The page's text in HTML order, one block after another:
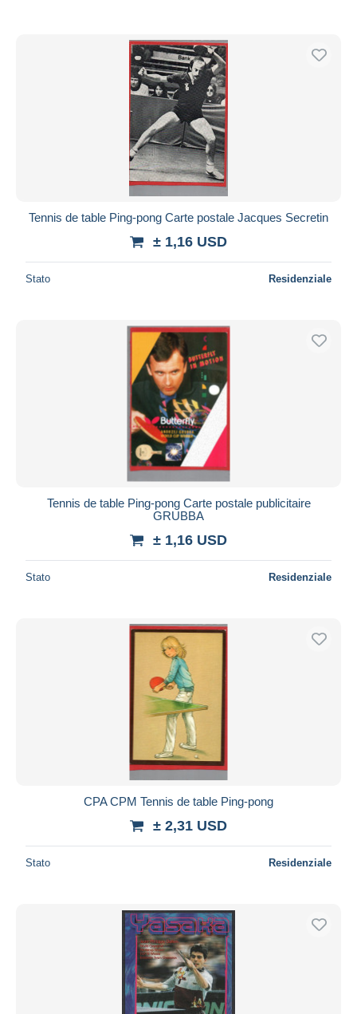
Tennis de table Ping-pong Carte postale Jacques Secretin
± 1,16 USD
Stato Residenziale
Tennis de table Ping-pong Carte postale publicitaire
GRUBBA
± 1,16 USD
Stato Residenziale
CPA CPM Tennis de table Ping-pong
± 2,31 USD
Stato Residenziale